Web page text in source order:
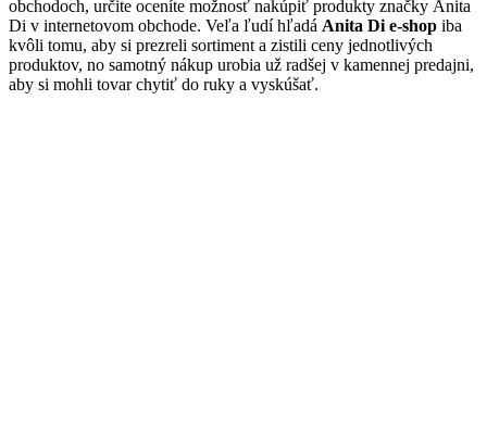
obchodoch, určite oceníte možnosť nakúpiť produkty značky Anita
Di v internetovom obchode. Veľa ľudí hľadá Anita Di e-shop iba
kvôli tomu, aby si prezreli sortiment a zistili ceny jednotlivých
produktov, no samotný nákup urobia už radšej v kamennej predajni,
aby si mohli tovar chytiť do ruky a vyskúšať.